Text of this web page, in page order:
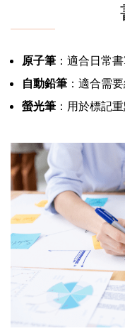
原子筆 ：適合日常
自動鉛筆 ：適合需
螢光筆 ：用於標記